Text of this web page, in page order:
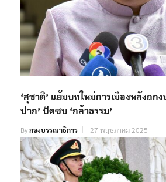
‘สุชาติ’ แย้มบทใหม่การเมืองหลังถก
ปาก’ ปัดซบ ‘กล้าธรรม’
Byกองบรรณาธิการ 27 พฤษภาคม 2025